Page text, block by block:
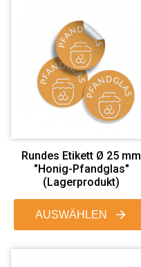
Rundes Etikett Ø 25 mm
"Honig-Pfandglas"
(Lagerprodukt)
AUSWÄHLEN